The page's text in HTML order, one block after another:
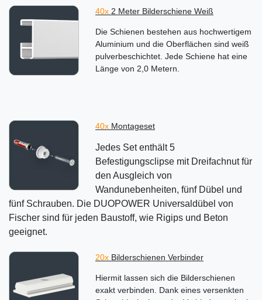
40x 2 Meter Bilderschiene Weiß
Die Schienen bestehen aus hochwertigem
Aluminium und die Oberflächen sind weiß
pulverbeschichtet. Jede Schiene hat eine
Länge von 2,0 Metern.
40x Montageset
Jedes Set enthält 5
Befestigungsclipse mit Dreifachnut für
den Ausgleich von
Wandunebenheiten, fünf Dübel und
fünf Schrauben. Die DUOPOWER Universaldübel von
Fischer sind für jeden Baustoff, wie Rigips und Beton
geeignet.
20x Bilderschienen Verbinder
Hiermit lassen sich die Bilderschienen
exakt verbinden. Dank eines versenkten